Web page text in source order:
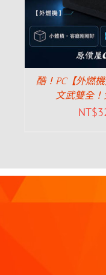
酷！PC【外燃
文武雙全！
NT$